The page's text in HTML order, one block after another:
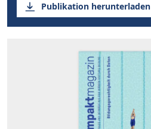
Publikation herunterladen